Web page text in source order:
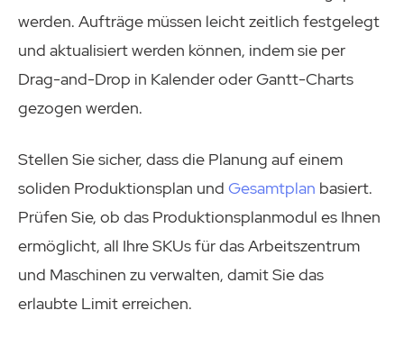
werden. Aufträge müssen leicht zeitlich festgelegt
und aktualisiert werden können, indem sie per
Drag-and-Drop in Kalender oder Gantt-Charts
gezogen werden.
Stellen Sie sicher, dass die Planung auf einem
soliden Produktionsplan und Gesamtplan basiert.
Prüfen Sie, ob das Produktionsplanmodul es Ihnen
ermöglicht, all Ihre SKUs für das Arbeitszentrum
und Maschinen zu verwalten, damit Sie das
erlaubte Limit erreichen.